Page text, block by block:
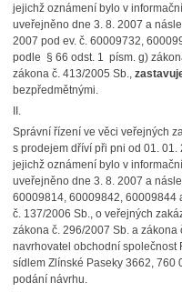
jejichž oznámení bylo v
uveřejněno dne 3. 8. 2007 a
2007 pod ev. č. 60009732,
podle § 66 odst. 1 písm. g)
zákona č. 413/2005 Sb.,
bezpředmětnými.
II.
Správní řízení ve věci veřejných
s prodejem dříví při pni od 01. 01.
jejichž oznámení bylo v
uveřejněno dne 3. 8. 2007 a
60009814, 60009842, 60009844
č. 137/2006 Sb., o veřejných
zákona č. 296/2007 Sb. a zákona
navrhovatel obchodní společnost
sídlem Zlínské Paseky 3662, 760
podání návrhu.